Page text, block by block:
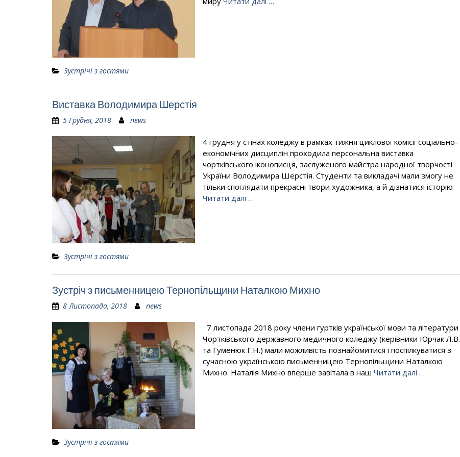
Зустрічі з гостями
Виставка Володимира Шерстія
5 Грудня, 2018 news
4 грудня у стінах коледжу в рамках тижня циклової комісії соціально-
економічних дисциплін проходила персональна виставка
чортківського іконописця, заслуженого майстра народної творчості
України Володимира Шерстія. Студенти та викладачі мали змогу не
тільки споглядати прекрасні твори художника, а й дізнатися історію
Читати далі …
Зустрічі з гостями
Зустріч з письменницею Тернопільщини Наталкою Михно
8 Листопада, 2018 news
7 листопада 2018 року члени гуртків української мови та літератури
Чортківського державного медичного коледжу (керівники Юрчак Л.В.
та Гуменюк Г.Н.) мали можливість познайомитися і поспілкуватися з
сучасною українською письменницею Тернопільщини Наталкою
Михно. Наталія Михно вперше завітала в наш Читати далі …
Зустрічі з гостями